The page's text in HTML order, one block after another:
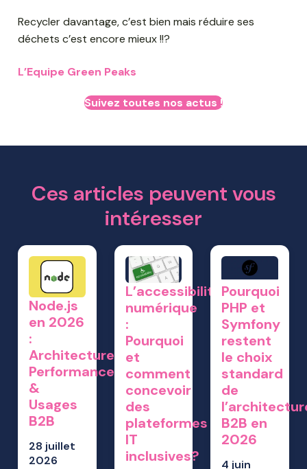
Recycler davantage, c’est bien mais réduire ses
déchets c’est encore mieux !!?
L’Equipe Green Peaks
Suivez toutes nos actus !
Ces articles peuvent vous
intéresser
Node.js
en 2026
:
Architecture,
Performances
&
Usages
B2B
28 juillet
2026
L’accessibilité
numérique
:
Pourquoi
et
comment
concevoir
des
plateformes
IT
inclusives?
Pourquoi
PHP et
Symfony
restent
le choix
standard
de
B2B en
2026
4 juin